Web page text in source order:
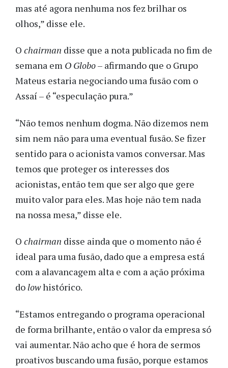
mas até agora nenhuma nos fez brilhar os
olhos,” disse ele.
O chairman disse que a nota publicada no fim de
semana em O Globo– afirmando que o Grupo
Mateus estaria negociando uma fusão com o
Assaí – é “especulação pura.”
“Não temos nenhum dogma. Não dizemos nem
sim nem não para uma eventual fusão. Se fizer
sentido para o acionista vamos conversar. Mas
temos que proteger os interesses dos
acionistas, então tem que ser algo que gere
muito valor para eles. Mas hoje não tem nada
na nossa mesa,” disse ele.
O chairman disse ainda que o momento não é
ideal para uma fusão, dado que a empresa está
com a alavancagem alta e com a ação próxima
do lowhistórico.
“Estamos entregando o programa operacional
de forma brilhante, então o valor da empresa só
vai aumentar. Não acho que é hora de sermos
proativos buscando uma fusão, porque estamos